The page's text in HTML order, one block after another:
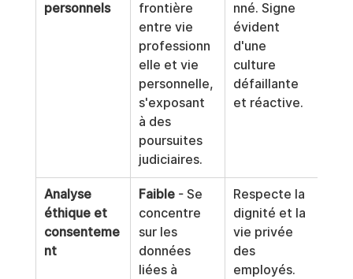
personnels
frontière
entre vie
professionn
elle et vie
personnelle,
s'exposant
à des
poursuites
judiciaires.
nné. Signe
évident
d'une
culture
défaillante
et réactive.
Analyse
éthique et
consenteme
nt
Faible - Se
concentre
sur les
données
liées à
Respecte la
dignité et la
vie privée
des
employés.